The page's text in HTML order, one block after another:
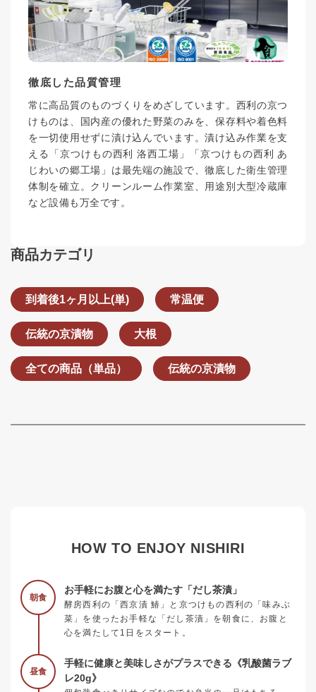
徹底した品質管理
常に高品質のものづくりをめざしています。西利の京つ
けものは、国内産の優れた野菜のみを、保存料や着色料
を一切使用せずに漬け込んでいます。漬け込み作業を支
える「京つけもの西利 洛西工場」「京つけもの西利 あ
じわいの郷工場」は最先端の施設で、徹底した衛生管理
体制を確立。クリーンルーム作業室、用途別大型冷蔵庫
など設備も万全です。
商品カテゴリ
到着後1ヶ月以上(単) 常温便
伝統の京漬物 大根
全ての商品（単品） 伝統の京漬物
HOW TO ENJOY NISHIRI
朝食
お手軽にお腹と心を満たす「だし茶漬」
酵房西利の「西京漬 鰆」と京つけもの西利の「味みぶ
菜」を使ったお手軽な「だし茶漬」を朝食に、お腹と
心を満たして1日をスタート。
昼食
手軽に健康と美味しさがプラスできる《乳酸菌ラブ
レ20g》